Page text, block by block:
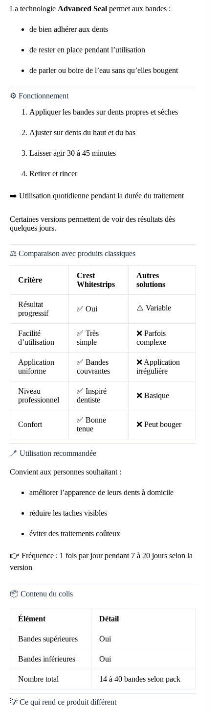
La technologie Advanced Seal permet aux bandes :
de bien adhérer aux dents
de rester en place pendant l’utilisation
de parler ou boire de l’eau sans qu’elles bougent
⚙️ Fonctionnement
Appliquer les bandes sur dents propres et sèches
Ajuster sur dents du haut et du bas
Laisser agir 30 à 45 minutes
Retirer et rincer
➡️ Utilisation quotidienne pendant la durée du traitement
Certaines versions permettent de voir des résultats dès
quelques jours.
⚖️ Comparaison avec produits classiques
Critère
Crest
Whitestrips
Autres
solutions
Résultat
progressif
✅ Oui ⚠️ Variable
Facilité
d’utilisation
✅ Très
simple
❌ Parfois
complexe
Application
uniforme
✅ Bandes
couvrantes
❌ Application
irrégulière
Niveau
professionnel
✅ Inspiré
dentiste
❌ Basique
Confort
✅ Bonne
tenue
❌ Peut bouger
🪥 Utilisation recommandée
Convient aux personnes souhaitant :
améliorer l’apparence de leurs dents à domicile
réduire les taches visibles
éviter des traitements coûteux
👉 Fréquence : 1 fois par jour pendant 7 à 20 jours selon la
version
📦 Contenu du colis
Élément Détail
Bandes supérieures Oui
Bandes inférieures Oui
Nombre total 14 à 40 bandes selon pack
💡 Ce qui rend ce produit différent